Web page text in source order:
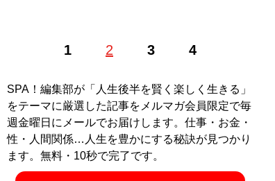
1 2 3 4
MBの偏愛ブランド図鑑 』『
最速でおしゃれに見
『幸服論――人生は服で簡単に変えられる
』など関連書
籍が累計200万部を突破。ブログ「 Knower Mag現役メ
ンズバイヤーが伝えるオシャレになる方法」、ユーチュ
ーブ「 MBチャンネル」も話題に。年間の被服費は1000
万円超！ （Xアカウント: @MBKnowerMag ）
SPA！編集部が「人生後半を賢く楽しく生きる」
をテーマに厳選した記事をメルマガ会員限定で毎
週金曜日にメールでお届けします。仕事・お金・
性・人間関係…人生を豊かにする秘訣が見つかり
ます。無料・10秒で完了です。